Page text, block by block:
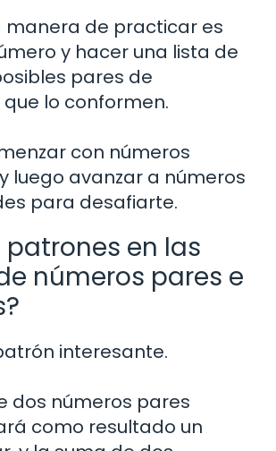
manera de practicar es
y hacer una lista de
pares de
lo conformen.
con números
luego avanzar a números
para desafiarte.
patrones en las
números pares e
interesante.
dos números pares
como resultado un